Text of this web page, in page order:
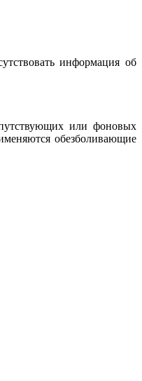
информация об
или фоновых
обезболивающие